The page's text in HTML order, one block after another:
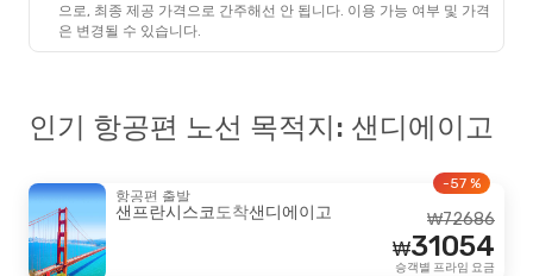
으로, 최종 제공 가격으로 간주해선 안 됩니다. 이용 가능 여부 및 가격
은 변경될 수 있습니다.
인기 항공편 노선 목적지: 샌디에이고
항공편 출발
샌프란시스코도착샌디에이고
-57 %
72686
₩
31054
₩
승객별 프라임 요금